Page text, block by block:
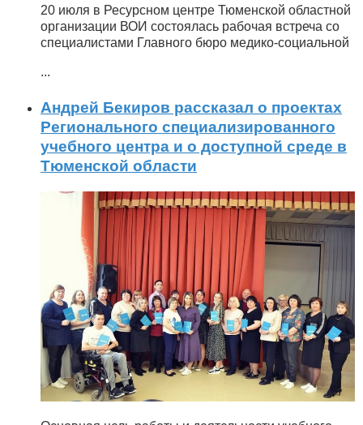
20 июля в Ресурсном центре Тюменской областной
организации ВОИ состоялась рабочая встреча со
специалистами Главного бюро медико-социальной
...
Андрей Бекиров рассказал о проектах
Регионального специализированного
учебного центра и о доступной среде в
Тюменской области